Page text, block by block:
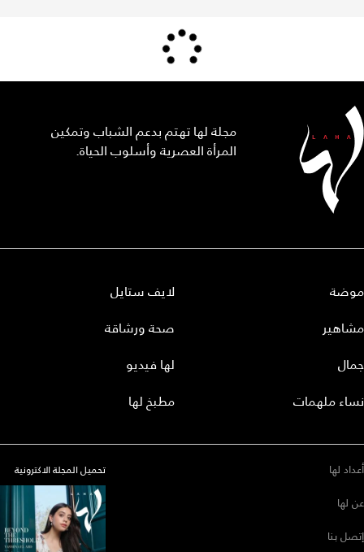
مجلة لها تهتم بدعم الشباب وتمكين
المرأة العصرية وأسلوب الحياة.
موضة
مشاهير
جمال
نساء ملهمات
لايف ستايل
صحة ورشاقة
لها فيديو
مطبخ لها
أعداد لها
عن لها
إتصل بنا
تحميل المجلة الاكترونية